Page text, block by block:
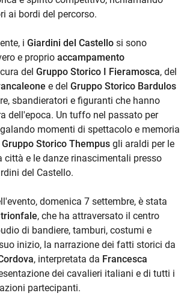
ai bordi del percorso.
i Giardini del Castello si sono
e proprio accampamento
del Gruppo Storico I Fieramosca, del
e del Gruppo Storico Bardulos
sbandieratori e figuranti che hanno
dell'epoca. Un tuffo nel passato per
momenti di spettacolo e memoria
Gruppo Storico Thempus gli araldi per le
città e le danze rinascimentali presso
del Castello.
domenica 7 settembre, è stata
, che ha attraversato il centro
di bandiere, tamburi, costumi e
inizio, la narrazione dei fatti storici da
, interpretata da Francesca
dei cavalieri italiani e di tutti i
partecipanti.